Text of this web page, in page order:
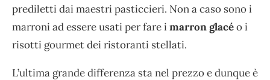
prediletti dai maestri pasticcieri. Non a caso sono i
marroni ad essere usati per fare imarron glacéo i
risotti gourmet dei ristoranti stellati.
L’ultima grande differenza sta nel prezzo e dunque è